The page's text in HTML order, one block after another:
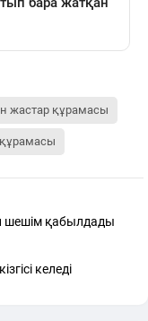
жастар құрамасы
шешім қабылдады
келеді